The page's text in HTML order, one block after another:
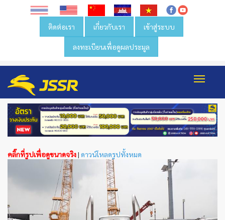
ติดต่อเรา เกี่ยวกับเรา เข้าสู่ระบบ
ลงทะเบียนเพื่อดูผลประมูล
คลิ๊กที่รูปเพื่อดูขนาดจริง| ดาวน์โหลดรูปทั้งหมด